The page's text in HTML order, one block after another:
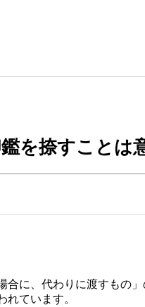
を捺すことは
に、代わりに渡すもの
れています。